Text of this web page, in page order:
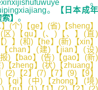
。
。
【日本成年
】 。
)【ge】(省)【sheng】
)【qu】(、)【、】(直)
】(和)【he】(新)【xin】
chan】(建)【jian】(设)
)【bao】(告)【gao】(新)
zheng】(状)【zhuang】
【2】(7)【7】(9)【9】
qi】(中)【zhong】(境)